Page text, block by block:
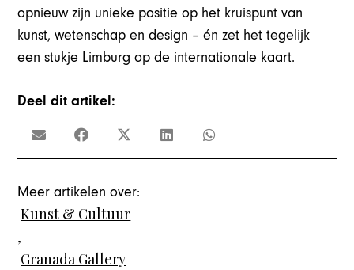
opnieuw zijn unieke positie op het kruispunt van
kunst, wetenschap en design – én zet het tegelijk
een stukje Limburg op de internationale kaart.
Deel dit artikel:
Meer artikelen over:
Kunst & Cultuur
,
Granada Gallery